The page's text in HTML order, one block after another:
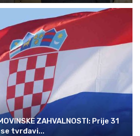
ZAHVALNOSTI: Prije 31
tvrđavi...